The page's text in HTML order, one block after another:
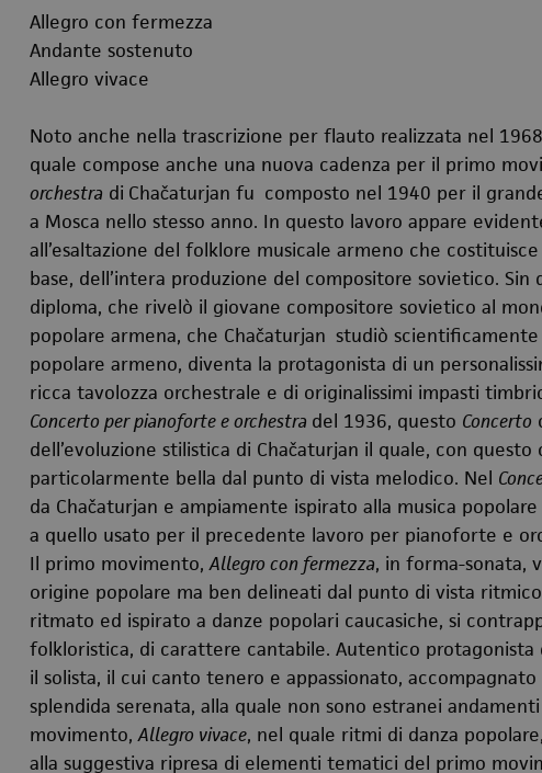
Allegro con fermezza
Andante sostenuto
Allegro vivace
Noto anche nella trascrizione per flauto realizzata nel
quale compose anche una nuova cadenza per il primo
orchestra di Chačaturjan fu composto nel 1940 per il
a Mosca nello stesso anno. In questo lavoro appare
all’esaltazione del folklore musicale armeno che
base, dell’intera produzione del compositore sovietico. Sin
diploma, che rivelò il giovane compositore sovietico al
popolare armena, che Chačaturjan studiò
popolare armeno, diventa la protagonista di un
ricca tavolozza orchestrale e di originalissimi impasti
Concerto per pianoforte e orchestra del 1936, questo Concerto
dell’evoluzione stilistica di Chačaturjan il quale, con
particolarmente bella dal punto di vista melodico. Nel
da Chačaturjan e ampiamente ispirato alla musica
a quello usato per il precedente lavoro per pianoforte e
Il primo movimento,Allegro con fermezza, in forma-sonata,
origine popolare ma ben delineati dal punto di vista
ritmato ed ispirato a danze popolari caucasiche, si
folkloristica, di carattere cantabile. Autentico
il solista, il cui canto tenero e appassionato,
splendida serenata, alla quale non sono estranei
movimento,Allegro vivace, nel quale ritmi di danza
alla suggestiva ripresa di elementi tematici del primo